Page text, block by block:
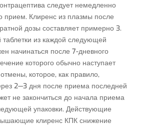
следует немедленно
прием. Клиренс из плазмы после
дозы составляет примерно 3.
из каждой следующей
начинаться после 7-дневного
которого обычно наступает
которое, как правило,
2—3 дня после приема последней
не закончиться до начала приема
упаковки. Действующие
клиренс КПК снижение